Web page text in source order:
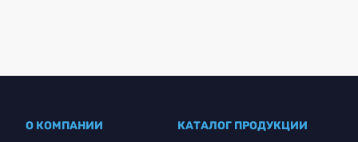
О КОМПАНИИ КАТАЛОГ ПРОДУКЦИИ